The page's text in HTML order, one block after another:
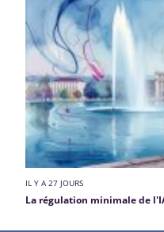
IL Y A 27 JOURS
La régulation minimale de